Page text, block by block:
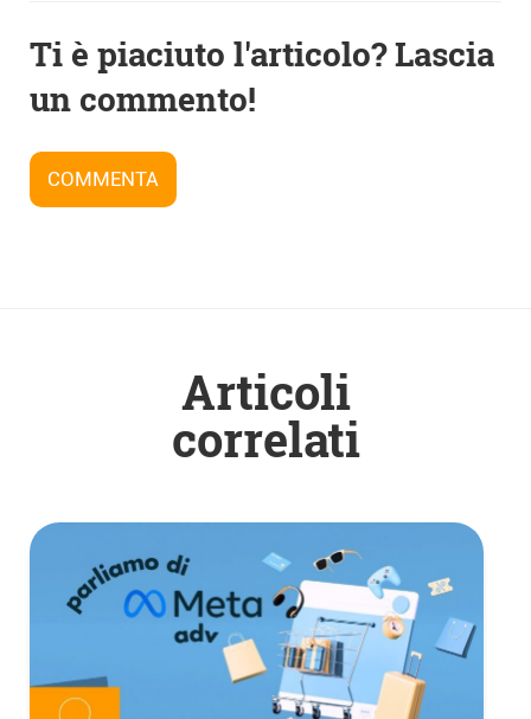
Navigazione
articoli
Ti è piaciuto l'articolo? Lascia
un commento!
COMMENTA
Articoli
correlati